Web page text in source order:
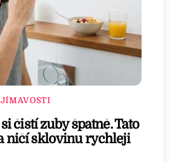
čistí zuby špatně. Tato
ničí sklovinu rychleji